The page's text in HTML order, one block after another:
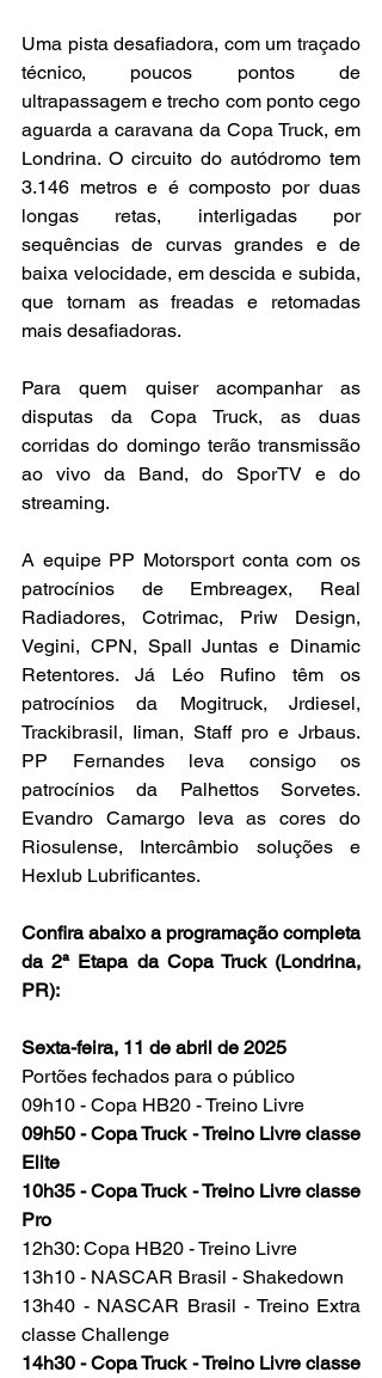
Uma pista desafiadora, com um traçado
técnico, poucos pontos de
ultrapassagem e trecho com ponto cego
aguarda a caravana da Copa Truck, em
Londrina. O circuito do autódromo tem
3.146 metros e é composto por duas
longas retas, interligadas por
sequências de curvas grandes e de
baixa velocidade, em descida e subida,
que tornam as freadas e retomadas
mais desafiadoras.
Para quem quiser acompanhar as
disputas da Copa Truck, as duas
corridas do domingo terão transmissão
ao vivo da Band, do SporTV e do
streaming.
A equipe PP Motorsport conta com os
patrocínios de Embreagex, Real
Radiadores, Cotrimac, Priw Design,
Vegini, CPN, Spall Juntas e Dinamic
Retentores. Já Léo Rufino têm os
patrocínios da Mogitruck, Jrdiesel,
Trackibrasil, Iiman, Staff pro e Jrbaus.
PP Fernandes leva consigo os
patrocínios da Palhettos Sorvetes.
Evandro Camargo leva as cores do
Riosulense, Intercâmbio soluções e
Hexlub Lubrificantes.
Confira abaixo a programação completa
da 2ª Etapa da Copa Truck (Londrina,
PR):
Sexta-feira, 11 de abril de 2025
Portões fechados para o público
09h10 - Copa HB20 - Treino Livre
09h50 - Copa Truck - Treino Livre classe
Elite
10h35 - Copa Truck - Treino Livre classe
Pro
12h30: Copa HB20 - Treino Livre
13h10 - NASCAR Brasil - Shakedown
13h40 - NASCAR Brasil - Treino Extra
classe Challenge
14h30 - Copa Truck - Treino Livre classe